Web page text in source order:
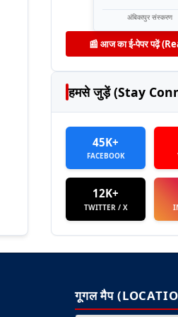
अंबिकापुर संस्करण
📰 आज का ई-पेपर पढ़ें
हमसे जुड़ें (Stay
45K+
FACEBOOK
12K+
TWITTER / X
गूगल मैप